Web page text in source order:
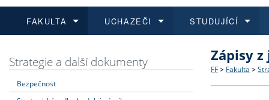
FAKULTA
Dozvědět se více
Struktura
Strategie
UCHAZEČI
Podat přihlášku
Co
Učitelské
STUDUJÍCÍ
Dozvědět se více
Dozvědět se více
O vědě a
Dozvědět se více
Aktuální
Strategie a další dokumenty
Bezpečnost
Zápisy
FF > Fakulta >